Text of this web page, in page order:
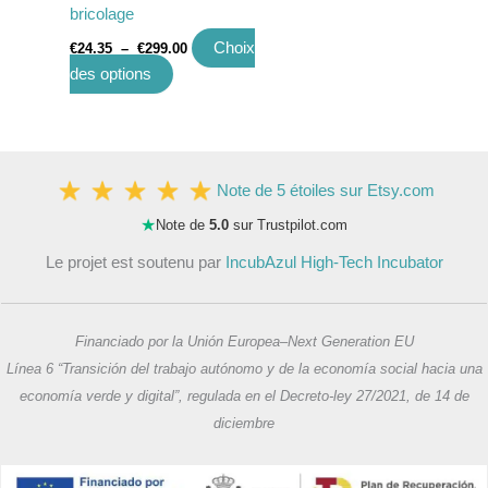
bricolage
€24.35 – €299.00
Choix
des options
Note de 5 étoiles sur Etsy.com
★ Note de 5.0 sur Trustpilot.com
Le projet est soutenu par IncubAzul High-Tech Incubator
Financiado por la Unión Europea–Next Generation EU
Línea 6 “Transición del trabajo autónomo y de la economía social hacia una
economía verde y digital”, regulada en el Decreto-ley 27/2021, de 14 de
diciembre